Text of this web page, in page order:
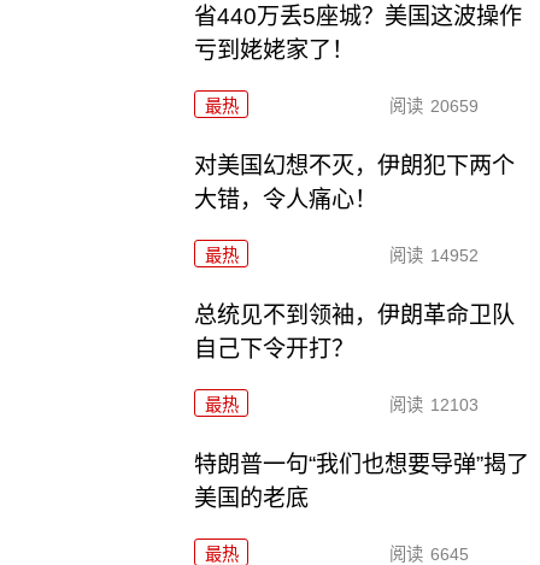
省440万丢5座城？美国这波操作
亏到姥姥家了！
最热 阅读 20659
对美国幻想不灭，伊朗犯下两个
大错，令人痛心！
最热 阅读 14952
总统见不到领袖，伊朗革命卫队
自己下令开打？
最热 阅读 12103
特朗普一句“我们也想要导弹”揭了
美国的老底
最热 阅读 6645